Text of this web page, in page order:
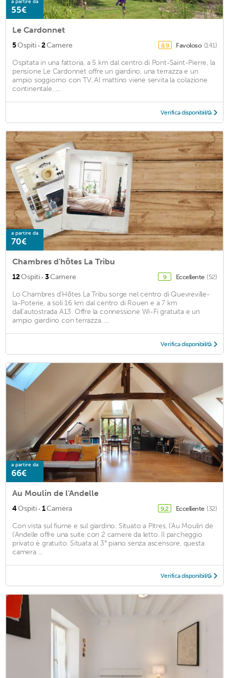
a partire da
55€
Le Cardonnet
5Ospiti · 2Camere 8,9 Favoloso (141)
Ospitata in una fattoria, a 5 km dal centro di Pont-Saint-Pierre, la
pensione Le Cardonnet offre un giardino, una terrazza e un
ampio soggiorno con TV. Al mattino viene servita la colazione
continentale. ...
Verifica disponibilità
a partire da
70€
Chambres d'hôtes La Tribu
12Ospiti · 3Camere 9 Eccellente (52)
Lo Chambres d'Hôtes La Tribu sorge nel centro di Quevreville-
la-Poterie, a soli 16 km dal centro di Rouen e a 7 km
dall'autostrada A13. Offre la connessione Wi-Fi gratuita e un
ampio giardino con terrazza. ...
Verifica disponibilità
a partire da
66€
Au Moulin de l'Andelle
4Ospiti · 1Camera 9,2 Eccellente (32)
Con vista sul fiume e sul giardino. Situato a Pitres, l'Au Moulin de
l'Andelle offre una suite con 2 camere da letto. Il parcheggio
privato è gratuito. Situata al 3° piano senza ascensore, questa
camera ...
Verifica disponibilità